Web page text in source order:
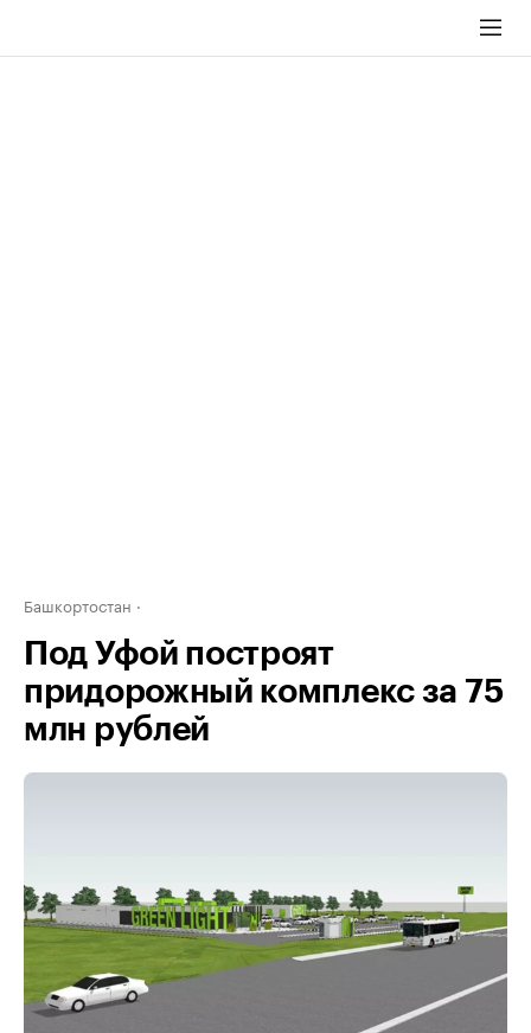
Башкортостан
Под Уфой построят
придорожный комплекс за 75
млн рублей